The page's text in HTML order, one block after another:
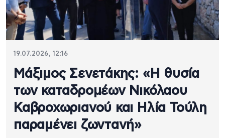
19.07.2026, 12:16
Μάξιμος Σενετάκης: «Η θυσία
των καταδρομέων Νικόλαου
Καβροχωριανού και Ηλία Τούλη
παραμένει ζωντανή»